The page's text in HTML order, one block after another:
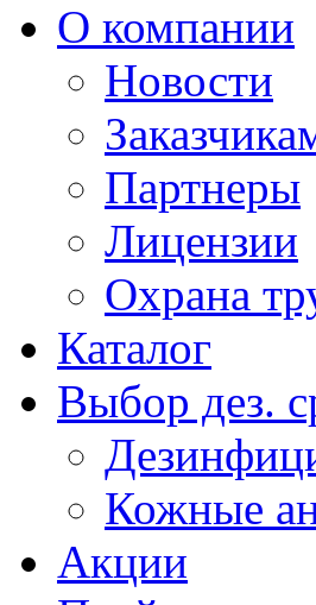
О компании
Новости
Партнеры
Лицензии
Охрана
Каталог
Выбор дез.
Кожные
Акции